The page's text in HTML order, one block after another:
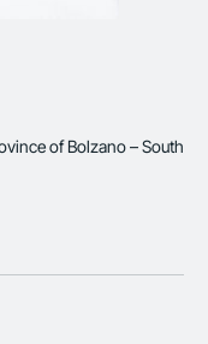
of Bolzano – South